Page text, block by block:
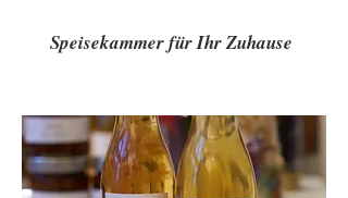
Speisekammer für Ihr Zuhause